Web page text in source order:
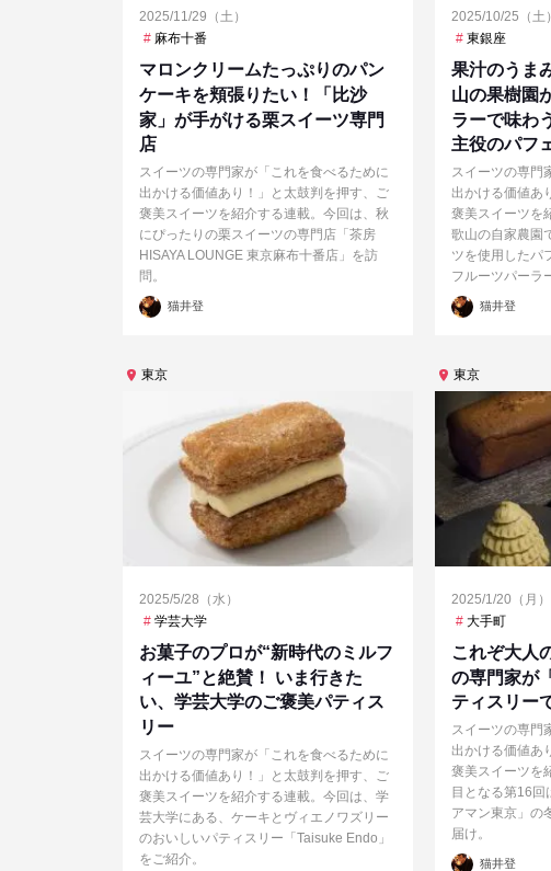
2025/11/29（土）
麻布十番
マロンクリームたっぷりのパン
ケーキを頬張りたい！「比沙
家」が手がける栗スイーツ専門
店
スイーツの専門家が「これを食べるために
出かける価値あり！」と太鼓判を押す、ご
褒美スイーツを紹介する連載。今回は、秋
にぴったりの栗スイーツの専門店「茶房
HISAYA LOUNGE 東京麻布十番店」を訪
問。
投
稿
猫井登
2025/10/25（土）
東銀座
果汁のうま
山の果樹園
ラーで味わ
主役のパフ
スイーツの専門
出かける価値あ
褒美スイーツを
歌山の自家農園
ツを使用したパ
フルーツパーラ
投
稿
猫井登
東京
2025/5/28（水）
学芸大学
お菓子のプロが“新時代のミルフ
ィーユ”と絶賛！ いま行きた
い、学芸大学のご褒美パティス
リー
スイーツの専門家が「これを食べるために
出かける価値あり！」と太鼓判を押す、ご
褒美スイーツを紹介する連載。今回は、学
芸大学にある、ケーキとヴィエノワズリー
のおいしいパティスリー「Taisuke Endo」
をご紹介。
東京
2025/1/20（月）
大手町
これぞ大人
の専門家が
ティスリー
スイーツの専門
出かける価値あ
褒美スイーツを
目となる第16回
アマン東京」の
届け。
投
猫井登